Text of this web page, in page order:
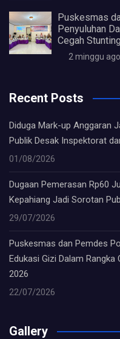
Puskesmas
Penyuluhan
Cegah
2 minggu ago
Recent Posts
Diduga Mark-up Anggaran
Publik Desak Inspektorat
01/08/2026
Dugaan Pemerasan Rp60
Kepahiang Jadi Sorotan
29/07/2026
Puskesmas dan Pemdes
Edukasi Gizi Dalam
2026
22/07/2026
Gallery